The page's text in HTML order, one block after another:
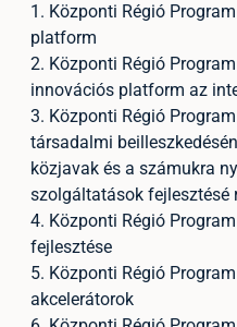
1. Központi Régió
platform
2. Központi Régió
innovációs platform az
3. Központi Régió
társadalmi
közjavak és a számukra
szolgáltatások fejlesztésé
4. Központi Régió
fejlesztése
5. Központi Régió
akcelerátorok